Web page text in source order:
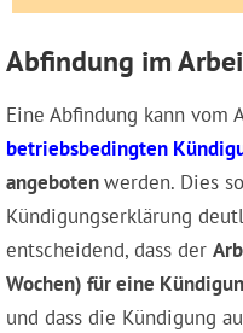
Abfindung im
Eine Abfindung kann
betriebsbedingten
angebotenwerden. Dies
Kündigungserklärung
entscheidend, dass der
Wochen) für eine
und dass die Kündigung